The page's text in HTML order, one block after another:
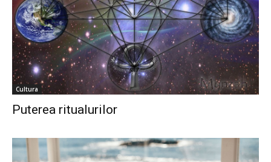
Cultura
Puterea ritualurilor